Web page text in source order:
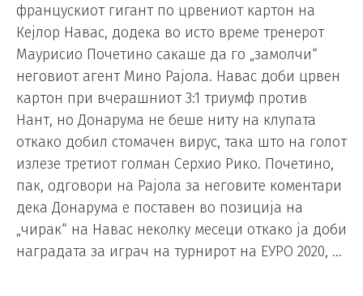
францускиот гигант по црвениот картон на
Кејлор Навас, додека во исто време тренерот
Маурисио Почетино сакаше да го „замолчи“
неговиот агент Мино Рајола. Навас доби црвен
картон при вчерашниот 3:1 триумф против
Нант, но Донарума не беше ниту на клупата
откако добил стомачен вирус, така што на голот
излезе третиот голман Серхио Рико. Почетино,
пак, одговори на Рајола за неговите коментари
дека Донарума е поставен во позиција на
„чирак“ на Навас неколку месеци откако ја доби
наградата за играч на турнирот на ЕУРО 2020, …